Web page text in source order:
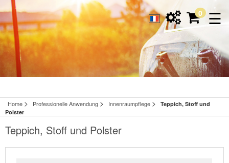
☰
0
Home > Professionelle Anwendung > Innenraumpflege >
Teppich, Stoff und
Polster
Teppich, Stoff und Polster